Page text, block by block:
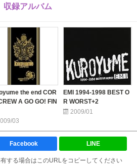
収録アルバム
the end COR
A GO GO! FIN
03
EMI 1994-1998 BEST O
R WORST+2
2009/01
Facebook LINE
する場合はこのURLをコピーしてください